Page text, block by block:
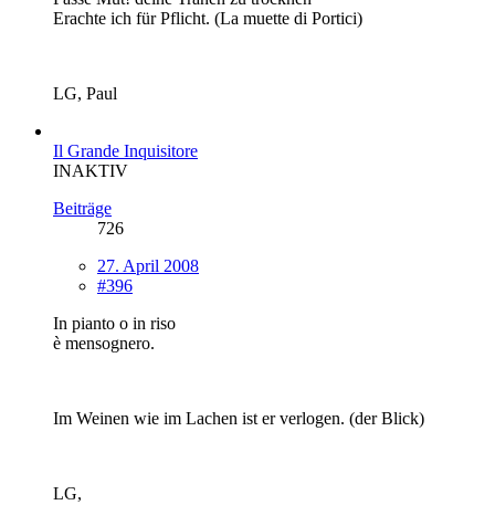
Erachte ich für Pflicht. (La muette di Portici)
LG, Paul
Il Grande Inquisitore
INAKTIV
Beiträge
726
27. April 2008
#396
In pianto o in riso
è mensognero.
Im Weinen wie im Lachen ist er verlogen. (der Blick)
LG,